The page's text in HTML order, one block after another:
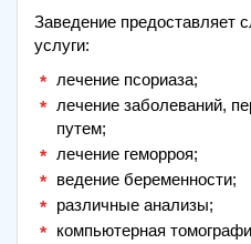
Заведение предоставляет
услуги:
лечение псориаза;
лечение заболеваний,
путем;
лечение геморроя;
ведение беременности;
различные анализы;
компьютерная